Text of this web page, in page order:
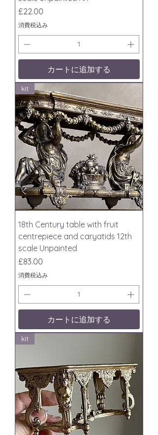
価格
£22.00
消費税込み
カートに追加する
kit
18th Century table with fruit
centrepiece and caryatids 12th
scale Unpainted
価格
£83.00
消費税込み
カートに追加する
kit